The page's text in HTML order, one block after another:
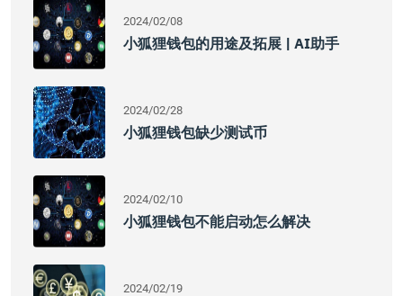
2024/02/08
小狐狸钱包的用途及拓展 | AI助手
2024/02/28
小狐狸钱包缺少测试币
2024/02/10
小狐狸钱包不能启动怎么解决
2024/02/19